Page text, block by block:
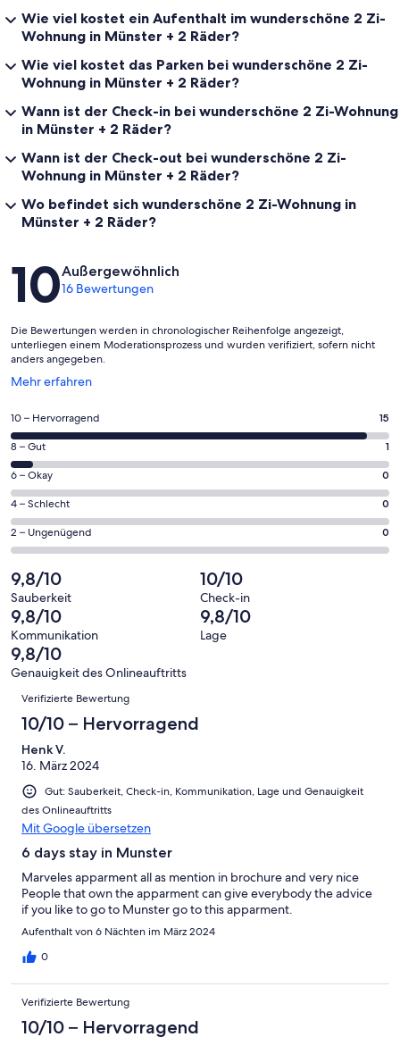
Wie viel kostet ein Aufenthalt im wunderschöne 2 Zi-
Wohnung in Münster + 2 Räder?
Wie viel kostet das Parken bei wunderschöne 2 Zi-
Wohnung in Münster + 2 Räder?
Wann ist der Check-in bei wunderschöne 2 Zi-Wohnung
in Münster + 2 Räder?
Wann ist der Check-out bei wunderschöne 2 Zi-
Wohnung in Münster + 2 Räder?
Wo befindet sich wunderschöne 2 Zi-Wohnung in
Münster + 2 Räder?
Bewertungen
10Außergewöhnlich
16 Bewertungen
Die Bewertungen werden in chronologischer Reihenfolge angezeigt,
unterliegen einem Moderationsprozess und wurden verifiziert, sofern nicht
anders angegeben.
Mehr erfahren
Wird
einem
neuen
Fenster
geöffnet
15
von
insgesamt
16
Gästebewertungen
haben
eine
Bewertung
von
10
-
Hervorragend
10 – Hervorragend 15
1
von
insgesamt
16
Gästebewertungen
haben
Bewertung
von
8
-
Gut
8 – Gut 1
0
von
insgesamt
16
Gästebewertungen
haben
eine
Bewertung
von
6
-
Okay
6 – Okay 0
0
von
insgesamt
Gästebewertungen
haben
eine
Bewertung
von
4
4 – Schlecht 0
0
von
insgesamt
16
Gästebewertungen
haben
eine
Bewertung
2 – Ungenügend 0
9,8/10
Sauberkeit
10/10
Check-in
9,8/10
Kommunikation
9,8/10
Lage
9,8/10
Genauigkeit des Onlineauftritts
Bewertungen
Verifizierte Bewertung
10/10 – Hervorragend
Henk V.
16. März 2024
Gut: Sauberkeit, Check-in, Kommunikation, Lage und Genauigkeit
des Onlineauftritts
Mit Google übersetzen
6 days stay in Munster
Marveles apparment all as mention in brochure and very nice
People that own the apparment can give everybody the advice
if you like to go to Munster go to this apparment.
Aufenthalt von 6 Nächten im März 2024
0
Verifizierte Bewertung
10/10 – Hervorragend